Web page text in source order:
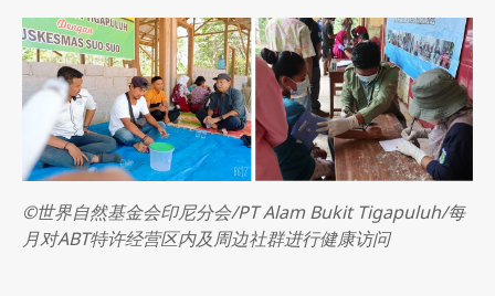
©世界自然基金会印尼分会/PT Alam Bukit Tigapuluh/每
月对ABT特许经营区内及周边社群进行健康访问